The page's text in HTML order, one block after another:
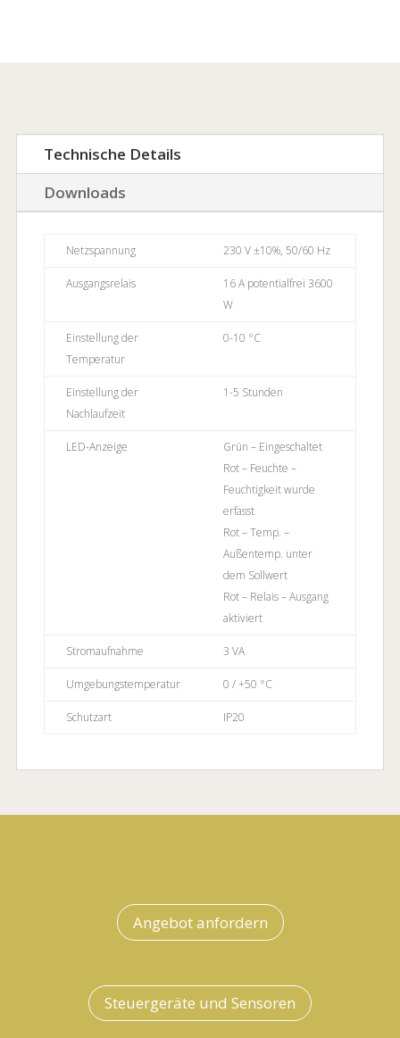
Technische Details
Downloads
Netzspannung 230 V ±10%, 50/60 Hz
Ausgangsrelais
16 A potentialfrei 3600
W
Einstellung der
Temperatur
0-10 °C
Einstellung der
Nachlaufzeit
1-5 Stunden
LED-Anzeige
Grün – Eingeschaltet
Rot – Feuchte –
Feuchtigkeit wurde
erfasst
Rot – Temp. –
Außentemp. unter
dem Sollwert
Rot – Relais – Ausgang
aktiviert
Stromaufnahme 3 VA
Umgebungstemperatur 0 / +50 °C
Schutzart IP20
Angebot anfordern
Steuergeräte und Sensoren